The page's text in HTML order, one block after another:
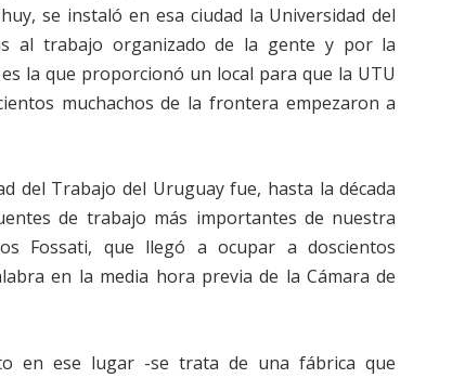
se instaló en esa ciudad la Universidad del
al trabajo organizado de la gente y por la
la que proporcionó un local para que la UTU
muchachos de la frontera empezaron a
del Trabajo del Uruguay fue, hasta la década
de trabajo más importantes de nuestra
Fossati, que llegó a ocupar a doscientos
en la media hora previa de la Cámara de
en ese lugar -se trata de una fábrica que